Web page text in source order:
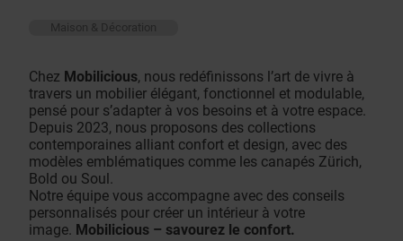
Maison & Décoration
Chez Mobilicious, nous redéfinissons l’art de vivre à
travers un mobilier élégant, fonctionnel et modulable,
pensé pour s’adapter à vos besoins et à votre espace.
Depuis 2023, nous proposons des collections
contemporaines alliant confort et design, avec des
modèles emblématiques comme les canapés Zürich,
Bold ou Soul.
Notre équipe vous accompagne avec des conseils
personnalisés pour créer un intérieur à votre
image. Mobilicious – savourez le confort.